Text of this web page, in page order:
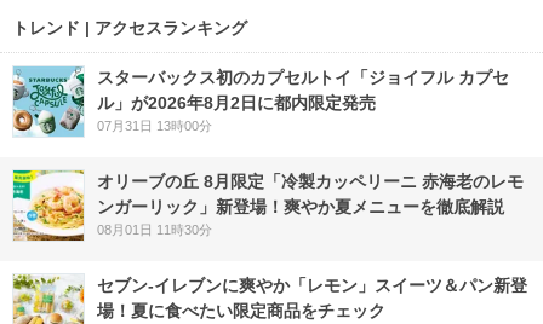
トレンド | アクセスランキング
スターバックス初のカプセルトイ「ジョイフル カプセ
ル」が2026年8月2日に都内限定発売
07月31日 13時00分
オリーブの丘 8月限定「冷製カッペリーニ 赤海老のレモ
ンガーリック」新登場！爽やか夏メニューを徹底解説
08月01日 11時30分
セブン‐イレブンに爽やか「レモン」スイーツ＆パン新登
場！夏に食べたい限定商品をチェック